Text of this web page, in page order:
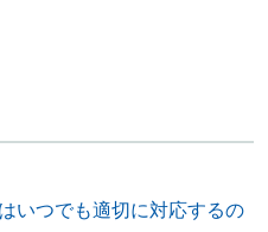
いつでも適切に対応するの